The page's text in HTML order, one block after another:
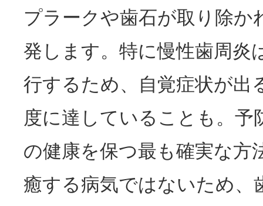
プラークや歯石が取り除か
発します。特に慢性歯周炎
行するため、自覚症状が出
度に達していることも。予
の健康を保つ最も確実な方
癒する病気ではないため、